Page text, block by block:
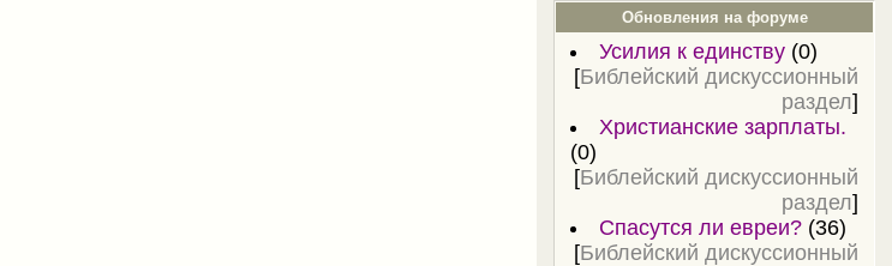
Обновления на форуме
Усилия к единству (0)
[Библейский дискуссионный
раздел]
Христианские зарплаты.
(0)
[Библейский дискуссионный
раздел]
Спасутся ли евреи? (36)
[Библейский дискуссионный